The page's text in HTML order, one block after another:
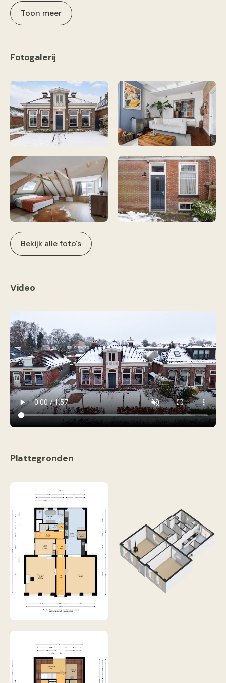
Toon meer
Fotogalerij
Bekijk alle foto's
Video
Plattegronden